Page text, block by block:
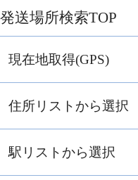
発送場所検索TOP
現在地取得(GPS)
住所リストから選択
駅リストから選択